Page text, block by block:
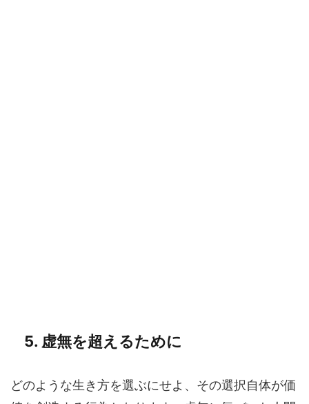
5. 虚無を超えるために
どのような生き方を選ぶにせよ、その選択自体が価